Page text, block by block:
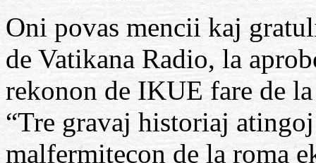
Oni povas mencii kaj
de Vatikana Radio, la
rekonon de IKUE fare de
“Tre gravaj historiaj
malfermitecon de la roma